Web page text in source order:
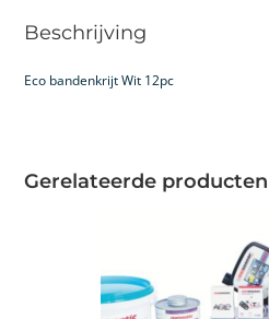
Beschrijving
Eco bandenkrijt Wit 12pc
Gerelateerde producten